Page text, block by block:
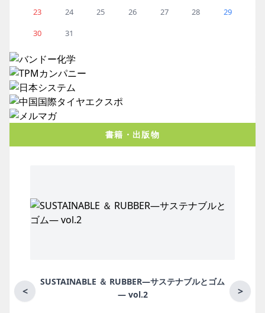
23
24 25 26 27 28
29
30
31
書籍・出版物
< >
サステナブルとゴム
月刊ラバーインダスト